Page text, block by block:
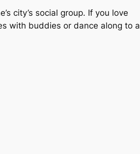
city’s social group. If you love
with buddies or dance along to a